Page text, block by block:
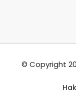
© Copyright